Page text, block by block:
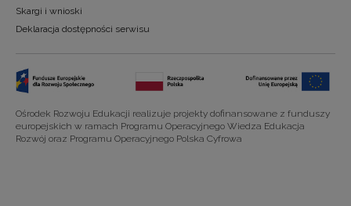
Skargi i wnioski
Deklaracja dostępności serwisu
Ośrodek Rozwoju Edukacji realizuje projekty dofinansowane z funduszy
europejskich w ramach Programu Operacyjnego Wiedza Edukacja
Rozwój oraz Programu Operacyjnego Polska Cyfrowa